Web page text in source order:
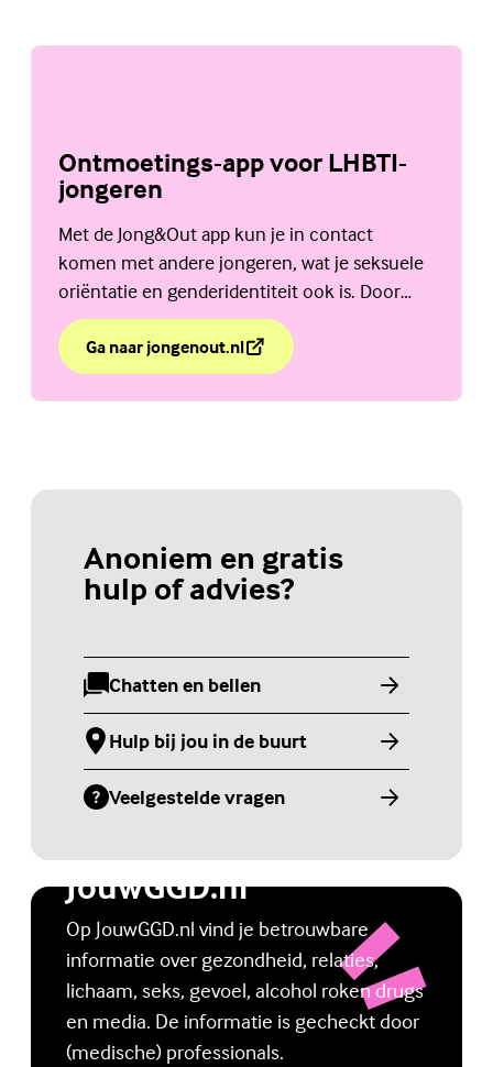
Ontmoetings-app voor LHBTI-
jongeren
Met de Jong&Out app kun je in contact
komen met andere jongeren, wat je seksuele
oriëntatie en genderidentiteit ook is. Door
heel Nederland of juist bij jou in de buurt. Je
kunt chatten in groepen of direct via een
privéchat.
Ga naar jongenout.nl
over Ontmoetings-app voor LHBTI-jongeren
(Externe link)
Anoniem en gratis
hulp of advies?
Chatten en bellen
(Externe link)
Hulp bij jou in de buurt
(Externe link)
Veelgestelde vragen
(Externe link)
Jongerenwebsite
JouwGGD.nl
Op JouwGGD.nl vind je betrouwbare
informatie over gezondheid, relaties,
lichaam, seks, gevoel, alcohol roken drugs
en media. De informatie is gecheckt door
(medische) professionals.